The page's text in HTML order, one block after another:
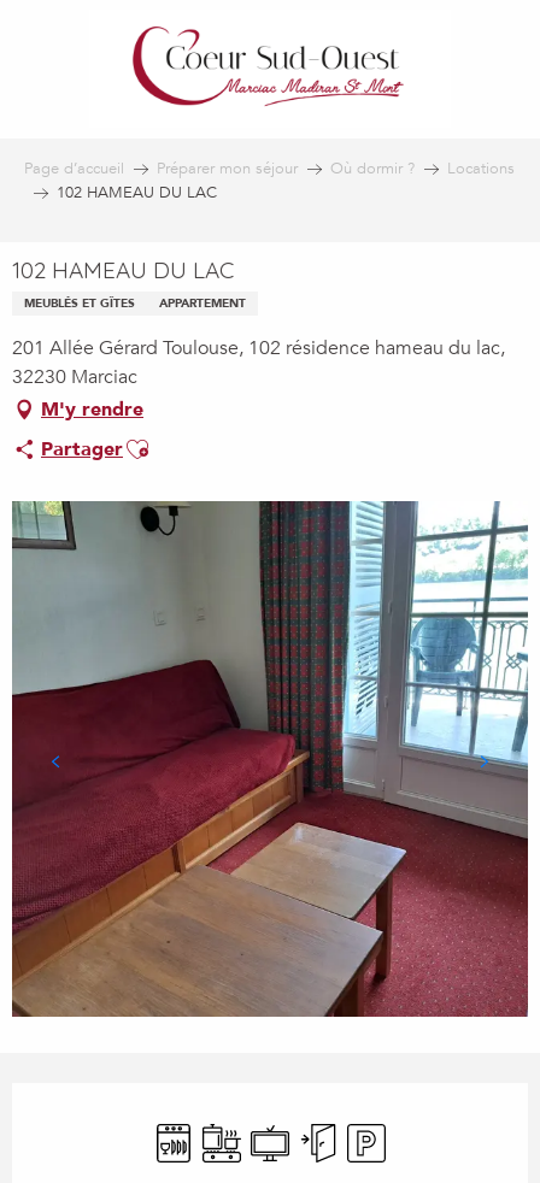
Page d’accueil Préparer mon séjour Où dormir ?
Locations
102 HAMEAU DU LAC
102 HAMEAU DU LAC
MEUBLÉS ET GÎTES APPARTEMENT
201 Allée Gérard Toulouse, 102 résidence hameau du lac,
32230 Marciac
M'y rendre
PartagerAjouter aux favoris
Lave vaisselle
Plaque de cuisson
TélévisionEntrée indépendante
Parking